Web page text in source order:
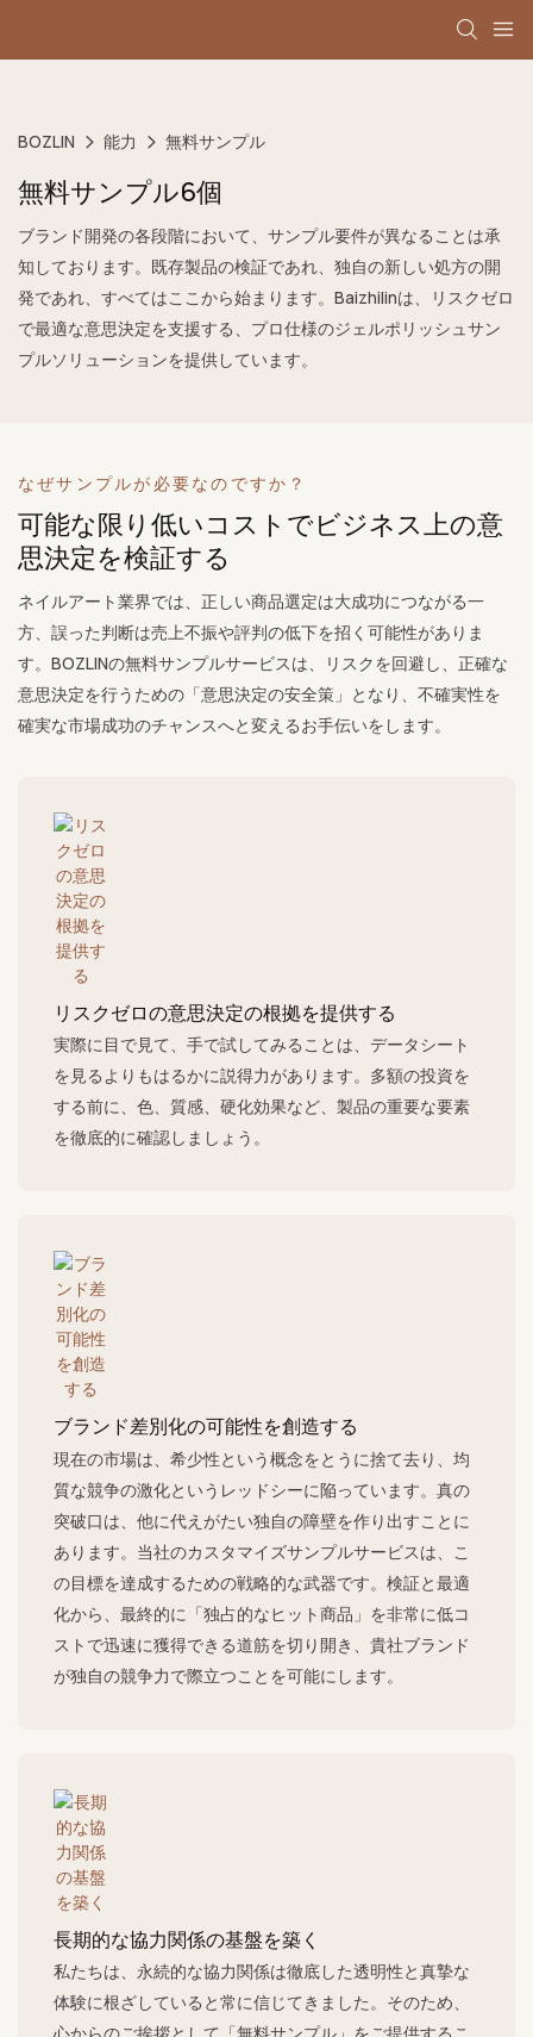
BOZLIN 能力 無料サンプル
無料サンプル6個
ブランド開発の各段階において、サンプル要件が異なることは承
知しております。既存製品の検証であれ、独自の新しい処方の開
発であれ、すべてはここから始まります。Baizhilinは、リスクゼロ
で最適な意思決定を支援する、プロ仕様のジェルポリッシュサン
プルソリューションを提供しています。
なぜサンプルが必要なのですか？
可能な限り低いコストでビジネス上の意
思決定を検証する
ネイルアート業界では、正しい商品選定は大成功につながる一
方、誤った判断は売上不振や評判の低下を招く可能性がありま
す。BOZLINの無料サンプルサービスは、リスクを回避し、正確な
意思決定を行うための「意思決定の安全策」となり、不確実性を
確実な市場成功のチャンスへと変えるお手伝いをします。
リスクゼロの意思決定の根拠を提供する
実際に目で見て、手で試してみることは、データシート
を見るよりもはるかに説得力があります。多額の投資を
する前に、色、質感、硬化効果など、製品の重要な要素
を徹底的に確認しましょう。
ブランド差別化の可能性を創造する
現在の市場は、希少性という概念をとうに捨て去り、均
質な競争の激化というレッドシーに陥っています。真の
突破口は、他に代えがたい独自の障壁を作り出すことに
あります。当社のカスタマイズサンプルサービスは、こ
の目標を達成するための戦略的な武器です。検証と最適
化から、最終的に「独占的なヒット商品」を非常に低コ
ストで迅速に獲得できる道筋を切り開き、貴社ブランド
が独自の競争力で際立つことを可能にします。
長期的な協力関係の基盤を築く
私たちは、永続的な協力関係は徹底した透明性と真摯な
体験に根ざしていると常に信じてきました。そのため、